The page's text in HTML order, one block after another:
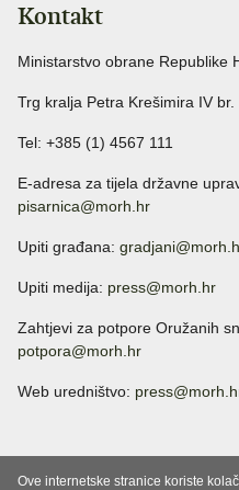
Kontakt
Ministarstvo obrane Republike
Trg kralja Petra Krešimira IV
Tel: +385 (1) 4567 111
E-adresa za tijela državne
pisarnica@morh.hr
Upiti građana:
Upiti medija: press@morh.hr
Zahtjevi za potpore Oružanih
potpora@morh.hr
Web uredništvo:
Ove internetske stranice koriste